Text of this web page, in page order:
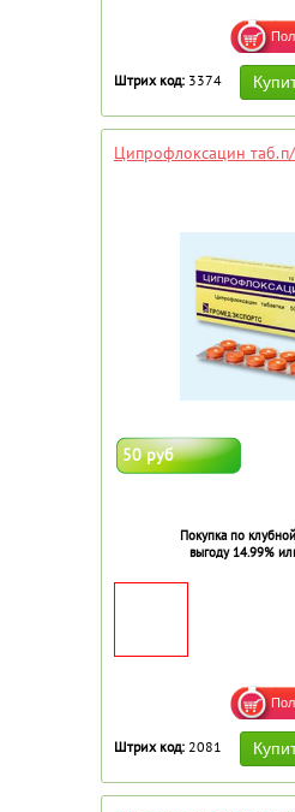
Штрих код: 3374
Ципрофлоксацин
50 руб
Покупка по
выгоду 14.99%
Штрих код: 2081